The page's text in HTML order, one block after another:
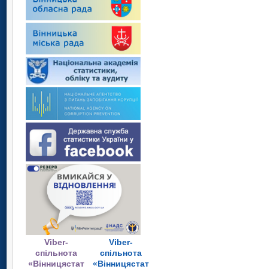
Viber-
спільнота
«Вінницястат
Viber-
спільнота
«Вінницястат